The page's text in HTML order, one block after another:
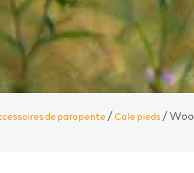
de parapente /Cale pieds /